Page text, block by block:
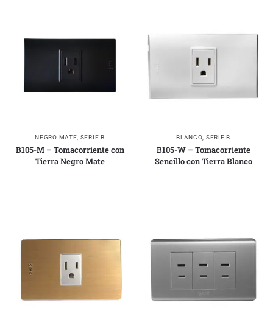
NEGRO MATE SERIE B
B105-M – Tomacorriente con
Tierra Negro Mate
BLANCO SERIE B
B105-W – Tomacorriente
Sencillo con Tierra Blanco